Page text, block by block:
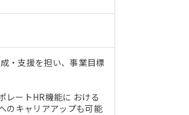
・支援を担い、事業目標
レートHR機能に おける
のキャリアアップも可能